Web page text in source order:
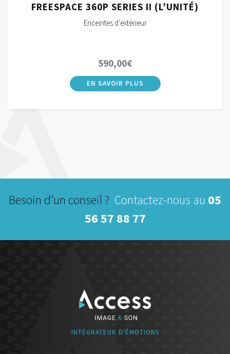
FREESPACE 360P SERIES II (L’UNITÉ)
Enceintes d’extérieur
590,00€
Besoin d’un conseil ? Contactez-nous au 05
56 57 88 77
INTÉGRATEUR D'ÉMOTIONS